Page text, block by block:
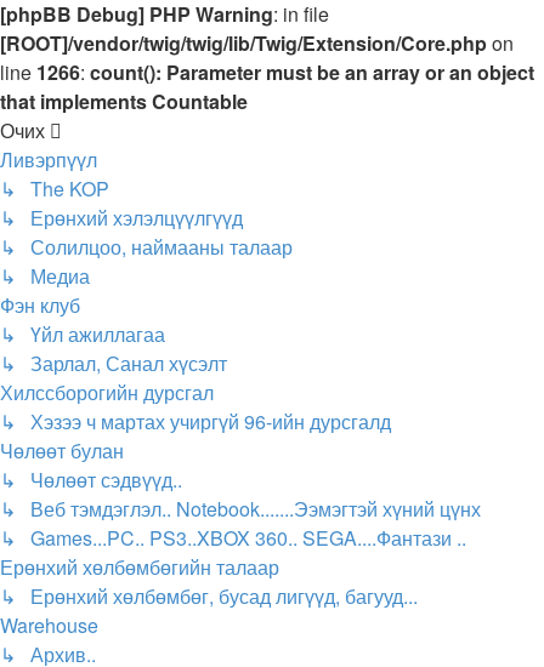
[phpBB Debug] PHP Warning: in file
[ROOT]/vendor/twig/twig/lib/Twig/Extension/Core.phpon
line 1266: count(): Parameter must be an array or an object
that implements Countable
Очих
Ливэрпүүл
↳ The KOP
↳ Ерөнхий хэлэлцүүлгүүд
↳ Солилцоо, наймааны талаар
↳ Медиа
Фэн клуб
↳ Үйл ажиллагаа
↳ Зарлал, Санал хүсэлт
Хилссборогийн дурсгал
↳ Хэзээ ч мартах учиргүй 96-ийн дурсгалд
Чөлөөт булан
↳ Чөлөөт сэдвүүд..
↳ Веб тэмдэглэл.. Notebook.......Ээмэгтэй хүний цүнх
↳ Games...PC.. PS3..XBOX 360.. SEGA....Фантази ..
Ерөнхий хөлбөмбөгийн талаар
↳ Ерөнхий хөлбөмбөг, бусад лигүүд, багууд...
Warehouse
↳ Архив..